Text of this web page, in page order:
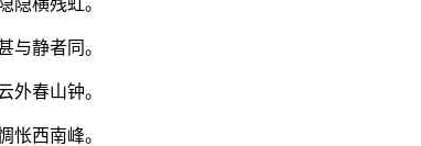
与静者同。
外春山钟。
怅西南峰。